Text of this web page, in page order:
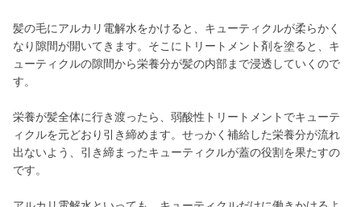
髪の毛にアルカリ電解水をかけると、キューティクルが柔らかく
なり隙間が開いてきます。そこにトリートメント剤を塗ると、キ
ューティクルの隙間から栄養分が髪の内部まで浸透していくので
す。
栄養が髪全体に行き渡ったら、弱酸性トリートメントでキューテ
ィクルを元どおり引き締めます。せっかく補給した栄養分が流れ
出ないよう、引き締まったキューティクルが蓋の役割を果たすの
です。